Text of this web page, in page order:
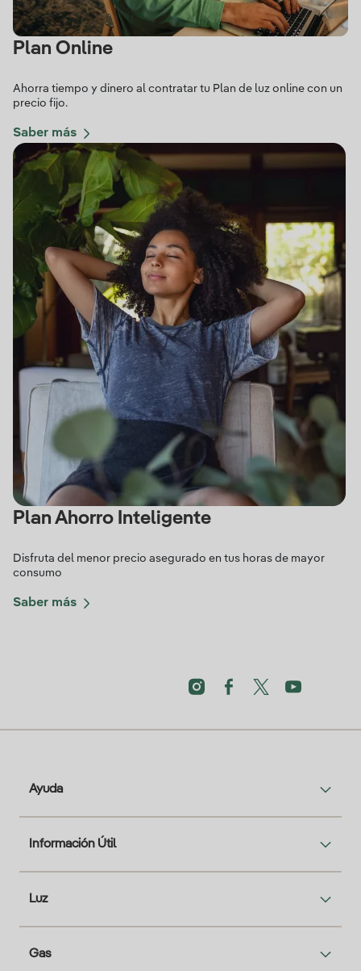
Plan Online
Ahorra tiempo y dinero al contratar tu Plan de luz online con un
precio fijo.
Saber más
Plan Ahorro Inteligente
Disfruta del menor precio asegurado en tus horas de mayor
consumo
Saber más
Ayuda
Información Útil
Luz
Gas